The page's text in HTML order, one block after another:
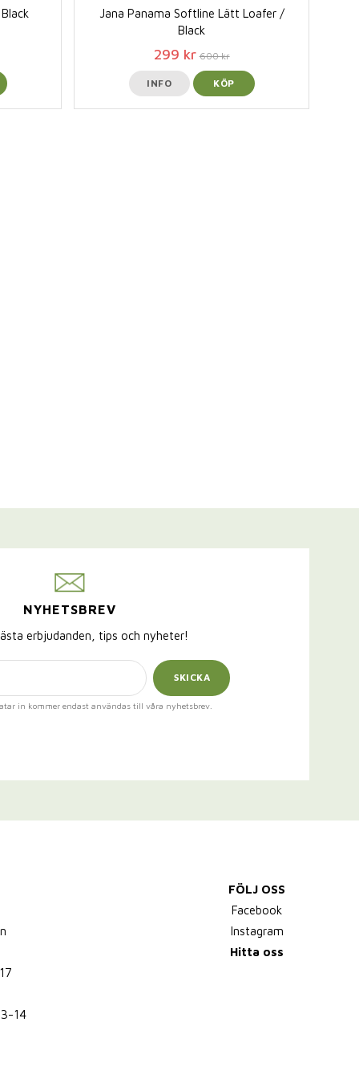
Jana Panama Softline Lätt Loafer /
Black
299 kr 600 kr
INFO KÖP
NYHETSBREV
erbjudanden, tips och nyheter!
SKICKA
in kommer endast användas till våra nyhetsbrev.
14
FÖLJ OSS
Facebook
Instagram
Hitta oss